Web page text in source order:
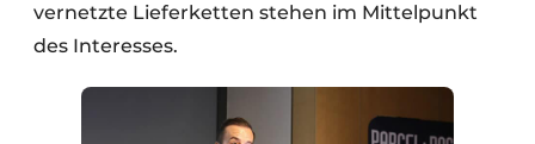
vernetzte Lieferketten stehen im Mittelpunkt
des Interesses.